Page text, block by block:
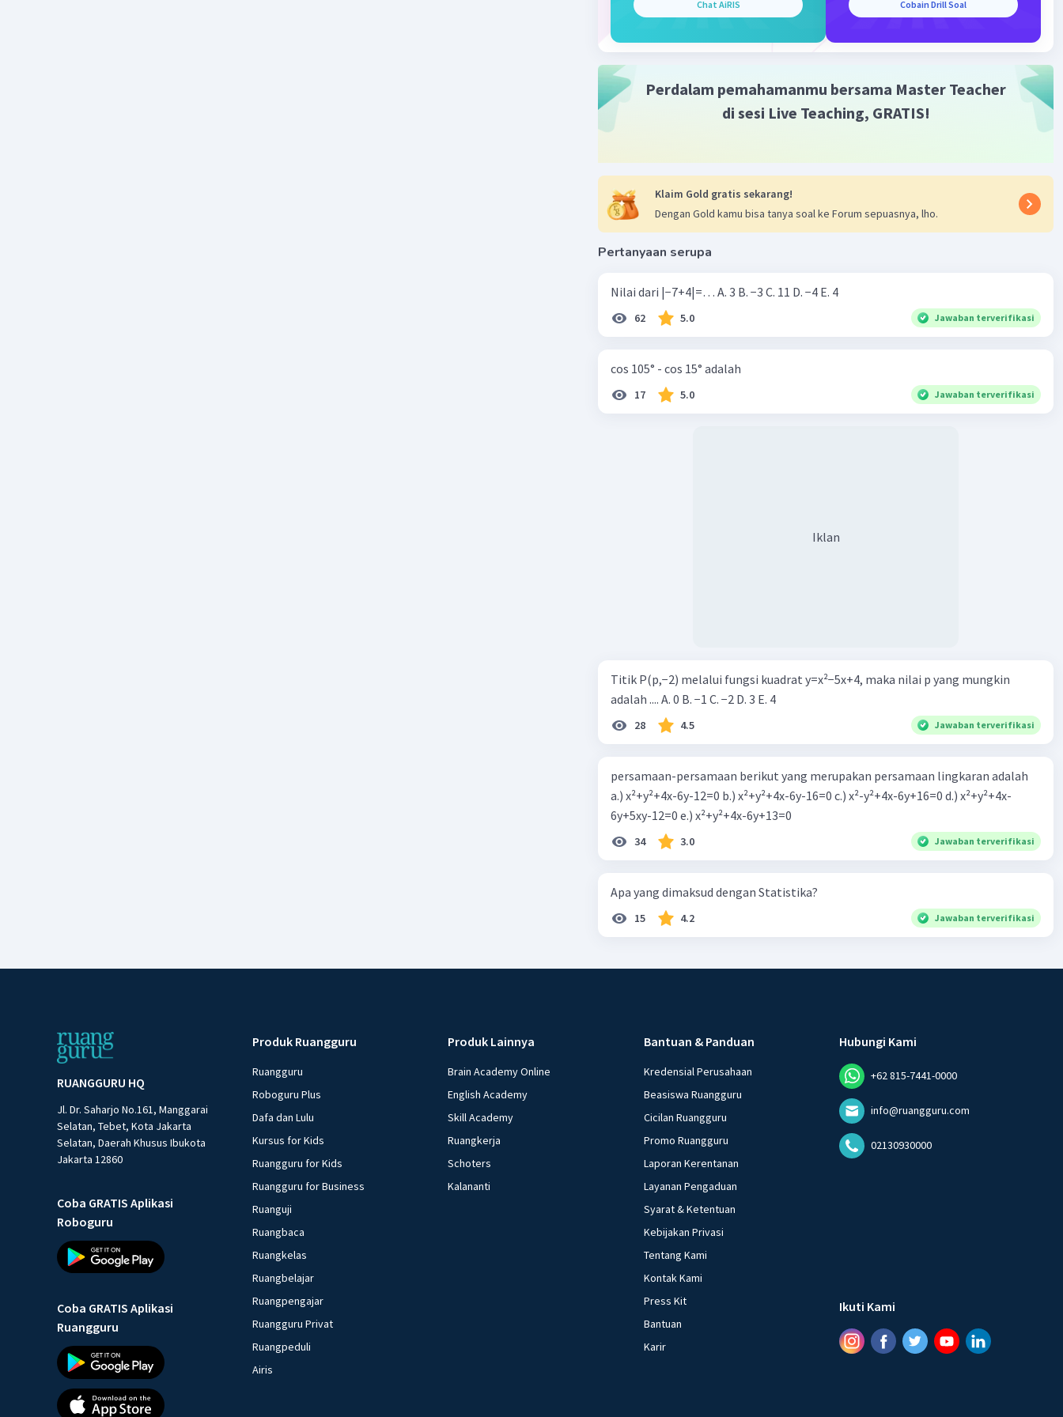
Chat AiRIS Cobain Drill Soal
Perdalam pemahamanmu bersama Master Teacher
di sesi Live Teaching, GRATIS!
Klaim Gold gratis sekarang!
Dengan Gold kamu bisa tanya soal ke Forum sepuasnya, lho.
Pertanyaan serupa
Nilai dari |−7+4|=… A. 3 B. −3 C. 11 D. −4 E. 4
62 5.0 Jawaban terverifikasi
cos 105° - cos 15° adalah
17 5.0 Jawaban terverifikasi
Iklan
Titik P(p,−2) melalui fungsi kuadrat y=x²−5x+4, maka nilai p yang mungkin
adalah .... A. 0 B. −1 C. −2 D. 3 E. 4
28 4.5 Jawaban terverifikasi
persamaan-persamaan berikut yang merupakan persamaan lingkaran adalah
a.) x²+y²+4x-6y-12=0 b.) x²+y²+4x-6y-16=0 c.) x²-y²+4x-6y+16=0 d.) x²+y²+4x-
6y+5xy-12=0 e.) x²+y²+4x-6y+13=0
34 3.0 Jawaban terverifikasi
Apa yang dimaksud dengan Statistika?
15 4.2 Jawaban terverifikasi
RUANGGURU HQ
Jl. Dr. Saharjo No.161, Manggarai
Selatan, Tebet, Kota Jakarta
Selatan, Daerah Khusus Ibukota
Jakarta 12860
Coba GRATIS Aplikasi
Roboguru
Coba GRATIS Aplikasi
Ruangguru
Produk Ruangguru
Ruangguru
Roboguru Plus
Dafa dan Lulu
Kursus for Kids
Ruangguru for Kids
Ruangguru for Business
Ruanguji
Ruangbaca
Ruangkelas
Ruangbelajar
Ruangpengajar
Ruangguru Privat
Ruangpeduli
Airis
Produk Lainnya
Brain Academy Online
English Academy
Skill Academy
Ruangkerja
Schoters
Kalananti
Bantuan & Panduan
Kredensial Perusahaan
Beasiswa Ruangguru
Cicilan Ruangguru
Promo Ruangguru
Laporan Kerentanan
Layanan Pengaduan
Syarat & Ketentuan
Kebijakan Privasi
Tentang Kami
Kontak Kami
Press Kit
Bantuan
Karir
Hubungi Kami
+62 815-7441-0000
info@ruangguru.com
02130930000
Ikuti Kami